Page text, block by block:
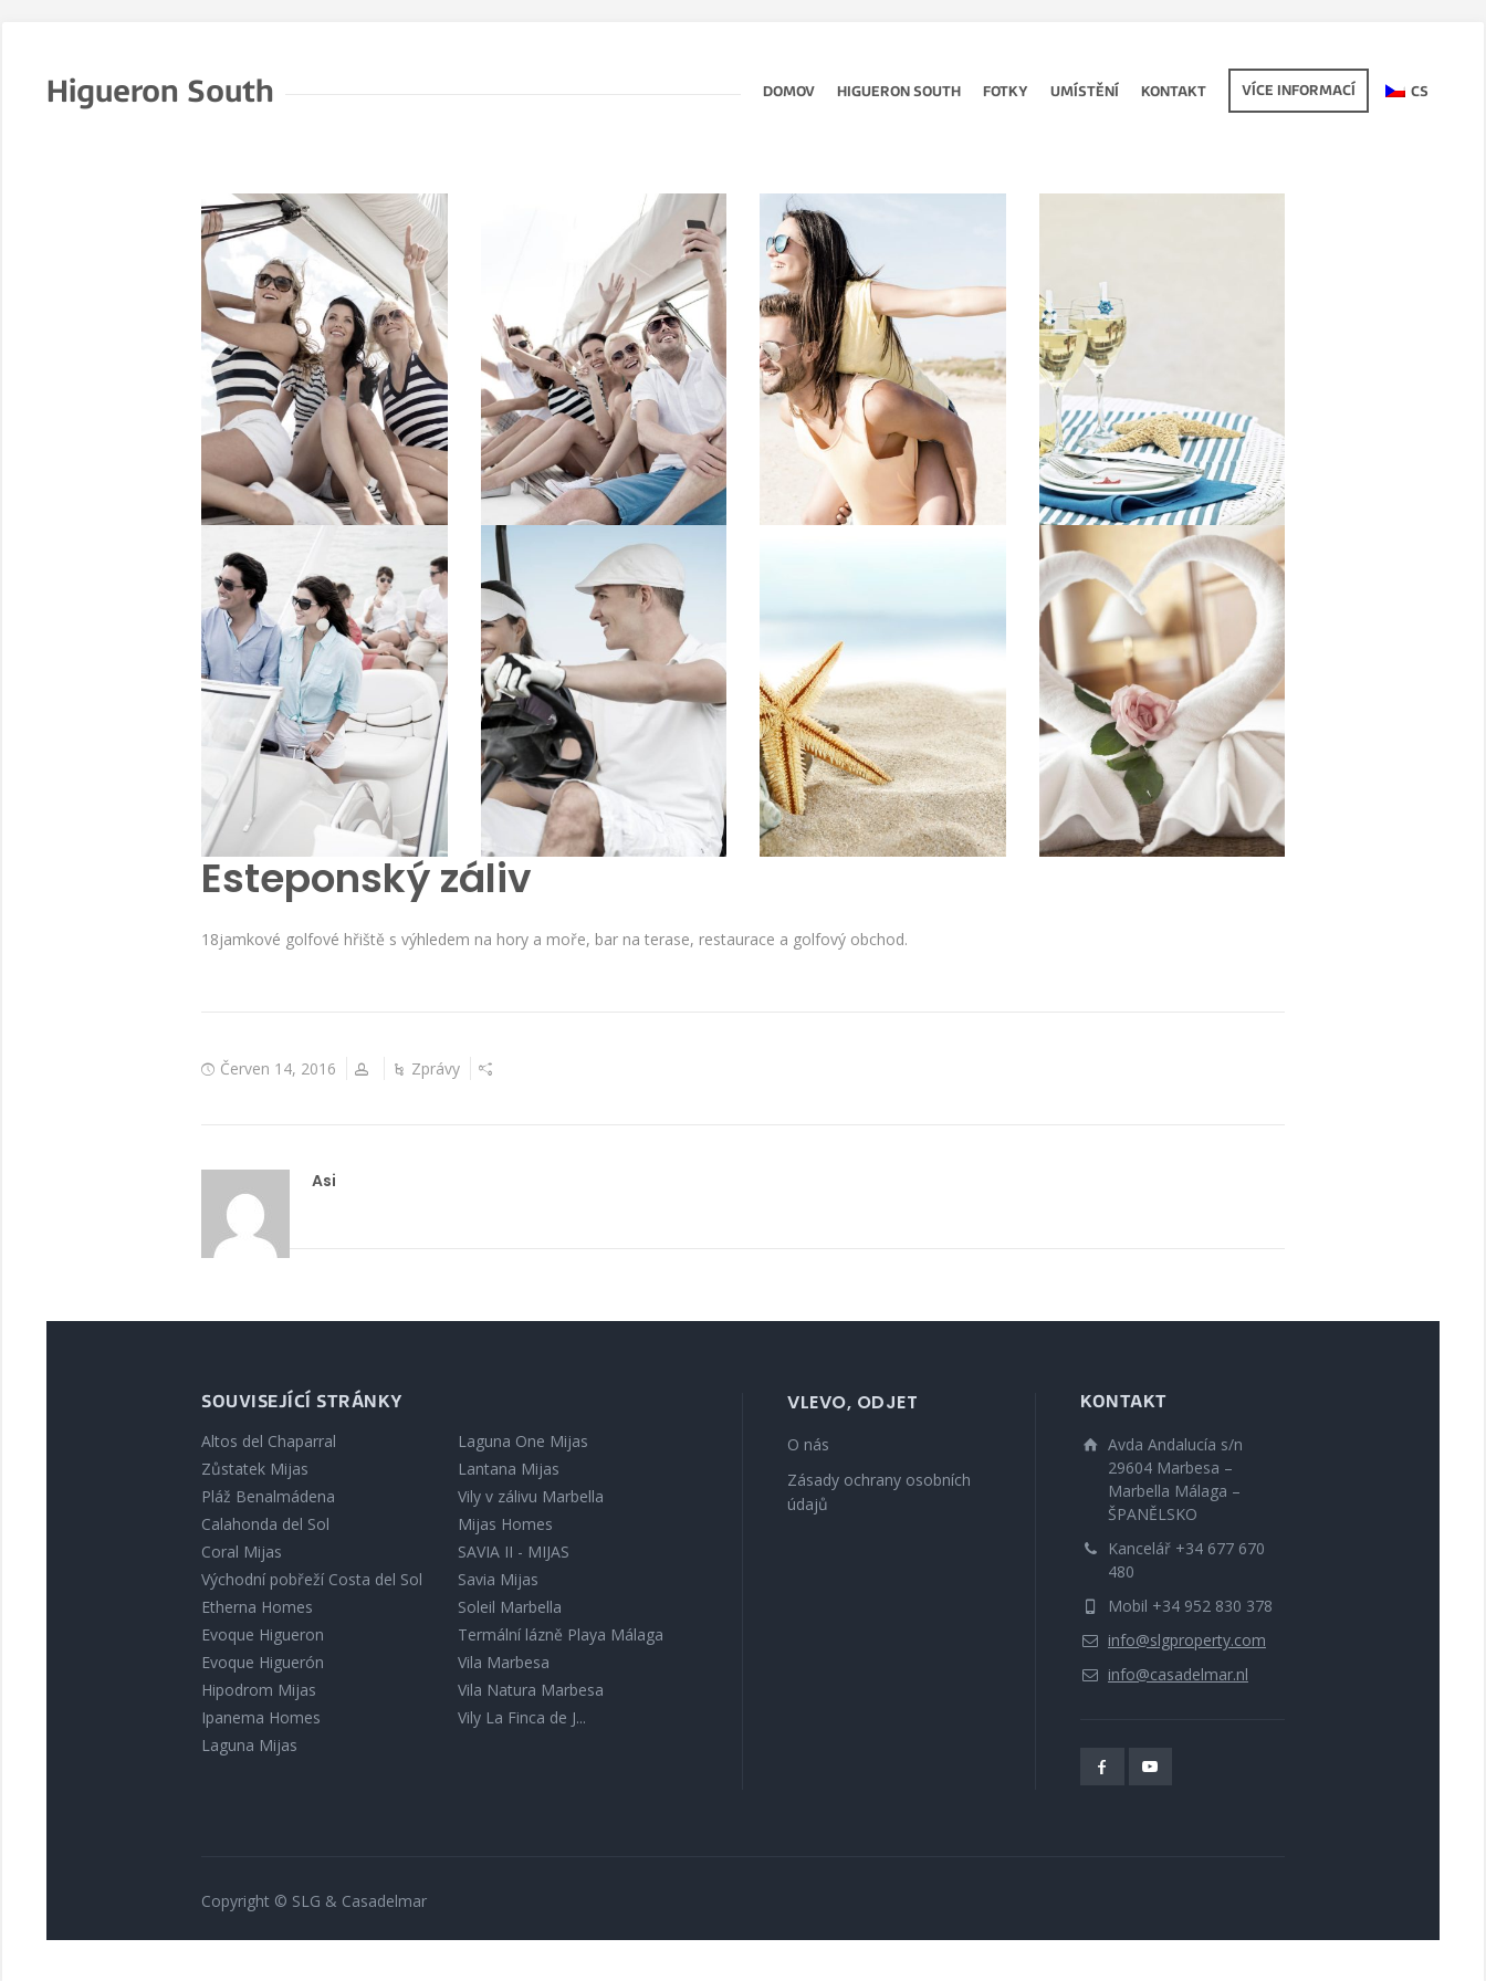
Higueron South DOMOV HIGUERON SOUTH FOTKY UMÍSTĚNÍ KONTAKT VÍCE INFORMACÍ CS
Esteponský záliv
18jamkové golfové hřiště s výhledem na hory a moře, bar na terase, restaurace a golfový obchod.
Červen 14, 2016 Zprávy
Asi
SOUVISEJÍCÍ STRÁNKY
Altos del Chaparral
Zůstatek Mijas
Pláž Benalmádena
Calahonda del Sol
Coral Mijas
Východní pobřeží Costa del Sol
Etherna Homes
Evoque Higueron
Evoque Higuerón
Hipodrom Mijas
Ipanema Homes
Laguna Mijas
Laguna One Mijas
Lantana Mijas
Vily v zálivu Marbella
Mijas Homes
SAVIA II - MIJAS
Savia Mijas
Soleil Marbella
Termální lázně Playa Málaga
Vila Marbesa
Vila Natura Marbesa
Vily La Finca de J...
VLEVO, ODJET
O nás
Zásady ochrany osobních
údajů
KONTAKT
Avda Andalucía s/n
29604 Marbesa –
Marbella Málaga –
ŠPANĚLSKO
Kancelář +34 677 670
480
Mobil +34 952 830 378
info@slgproperty.com
info@casadelmar.nl
Copyright © SLG & Casadelmar